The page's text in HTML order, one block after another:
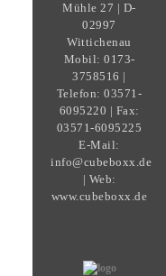
Mühle 27 | D-
02997
Wittichenau
Mobil: 0173-
3758516 |
Telefon: 03571-
6095220 | Fax:
03571-6095225
E-Mail:
info@cubeboxx.de
| Web:
www.cubeboxx.de